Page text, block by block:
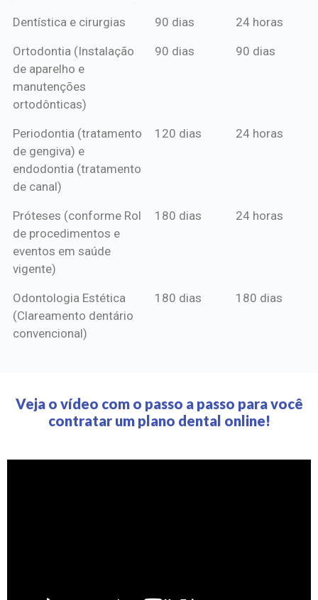
Dentística e cirurgias 90 dias 24 horas
Ortodontia (Instalação
de aparelho e
manutenções
ortodônticas)
90 dias 90 dias
Periodontia (tratamento
de gengiva) e
endodontia (tratamento
de canal)
120 dias 24 horas
Próteses (conforme Rol
de procedimentos e
eventos em saúde
vigente)
180 dias 24 horas
Odontologia Estética
(Clareamento dentário
convencional)
180 dias 180 dias
Veja o vídeo com o passo a passo para você
contratar um plano dental online!